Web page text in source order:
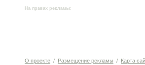
На правах рекламы:
О проекте / Размещение рекламы / Карта